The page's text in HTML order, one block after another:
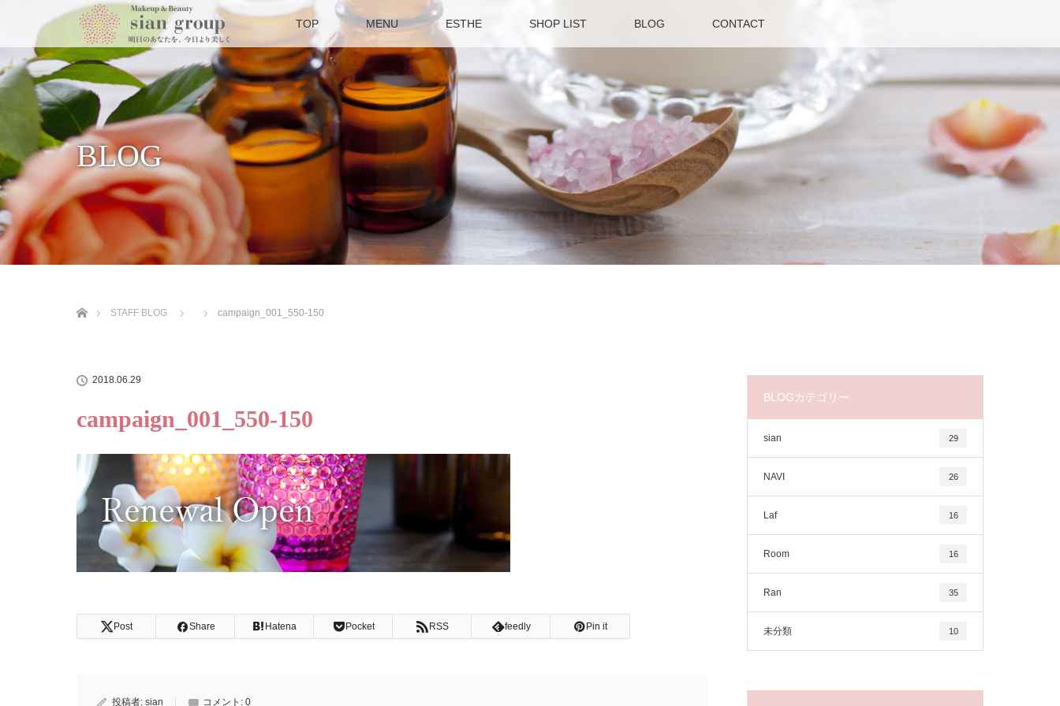
TOP MENU ESTHE SHOP LIST BLOG CONTACT
BLOG
STAFF BLOG
campaign_001_550-150
2018.06.29
campaign_001_550-150
Post Share Hatena Pocket RSS feedly Pin it
投稿者: sian コメント: 0
BLOGカテゴリー
sian 29
NAVI 26
Laf 16
Room 16
Ran 35
未分類 10